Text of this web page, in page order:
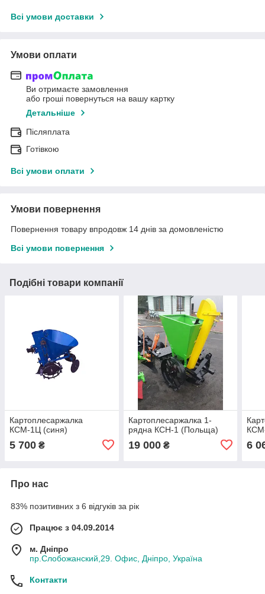
Всі умови доставки
Умови оплати
Ви отримаєте замовлення
або гроші повернуться на вашу картку
Детальніше
Післяплата
Готівкою
Всі умови оплати
Умови повернення
Повернення товару впродовж 14 днів за домовленістю
Всі умови повернення
Подібні товари компанії
Картоплесаржалка
КСМ-1Ц (синя)
5 700 ₴
Картоплесаржалка 1-
рядна КСН-1 (Польща)
19 000₴ 6
Про нас
83% позитивних з 6 відгуків за рік
Працює з 04.09.2014
м. Дніпро
пр.Слобожанский,29. Офис, Дніпро, Україна
Контакти